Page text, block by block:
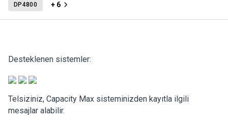
DP4800 + 6
Desteklenen sistemler:
Telsiziniz, Capacity Max sisteminizden kayıtla ilgili
mesajlar alabilir.